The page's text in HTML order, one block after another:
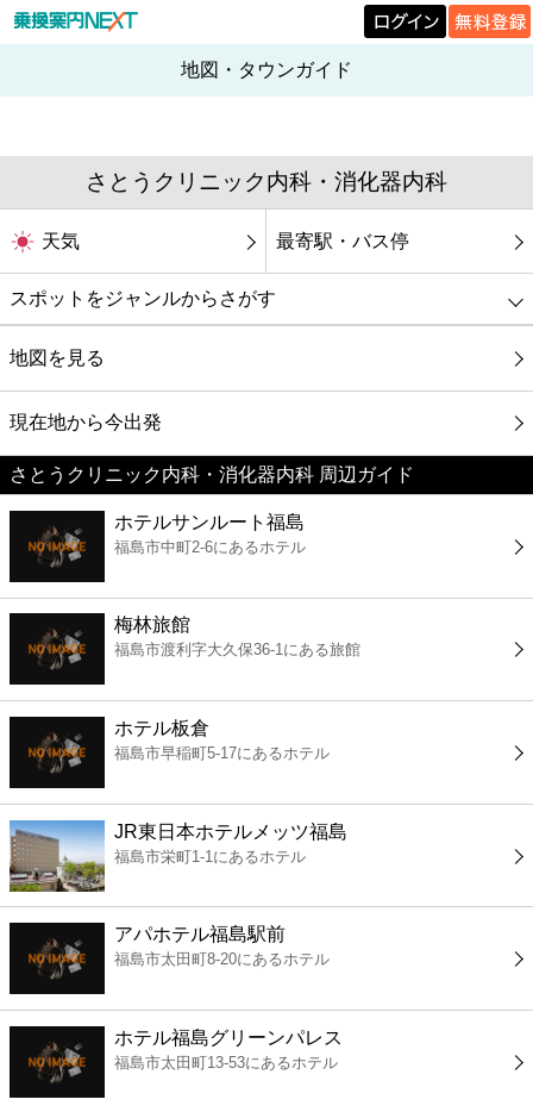
地図・タウンガイド
さとうクリニック内科・消化器内科
天気 最寄駅・バス停
スポットをジャンルからさがす
グルメ
映画
美容
コンビニ
薬局
スーパー
エンタメ
レジャー
書店
ファミレス
ファーストフード
カフェ
地図を見る
現在地から今出発
さとうクリニック内科・消化器内科 周辺ガイド
ホテルサンルート福島
福島市中町2-6にあるホテル
梅林旅館
福島市渡利字大久保36-1にある旅館
ホテル板倉
福島市早稲町5-17にあるホテル
JR東日本ホテルメッツ福島
福島市栄町1-1にあるホテル
アパホテル福島駅前
福島市太田町8-20にあるホテル
ホテル福島グリーンパレス
福島市太田町13-53にあるホテル